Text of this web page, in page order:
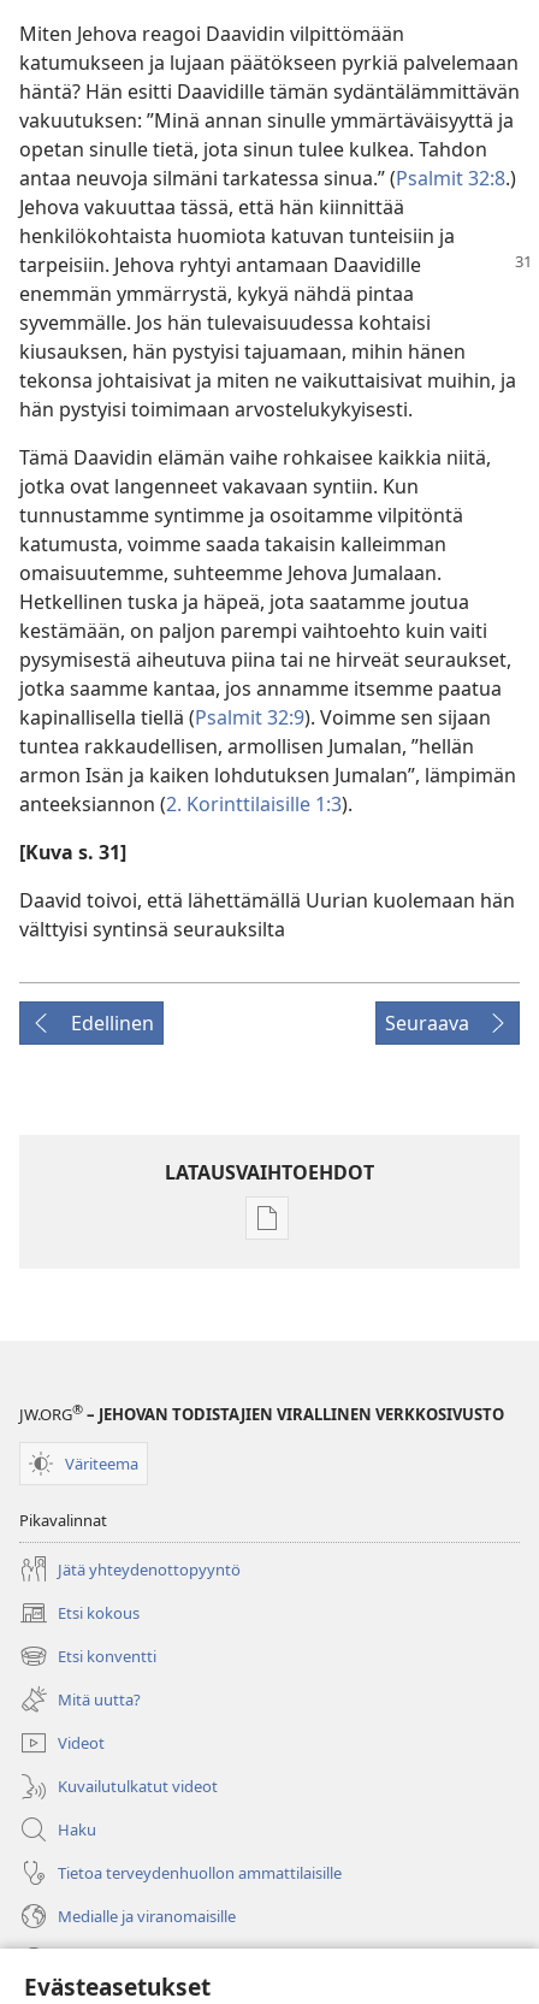
Evästeasetukset
Miten Jehova reagoi Daavidin vilpittömään
katumukseen ja lujaan päätökseen pyrkiä palvelemaan
häntä? Hän esitti Daavidille tämän sydäntälämmittävän
vakuutuksen: ”Minä annan sinulle ymmärtäväisyyttä ja
opetan sinulle tietä, jota sinun tulee kulkea. Tahdon
antaa neuvoja silmäni tarkatessa sinua.” (Psalmit 32:8.)
Jehova vakuuttaa tässä, että hän kiinnittää
henkilökohtaista huomiota katuvan tunteisiin ja
tarpeisiin. Jehova ryhtyi antamaan Daavidille
enemmän ymmärrystä, kykyä nähdä pintaa
syvemmälle. Jos hän tulevaisuudessa kohtaisi
kiusauksen, hän pystyisi tajuamaan, mihin hänen
tekonsa johtaisivat ja miten ne vaikuttaisivat muihin, ja
hän pystyisi toimimaan arvostelukykyisesti.
Tämä Daavidin elämän vaihe rohkaisee kaikkia niitä,
jotka ovat langenneet vakavaan syntiin. Kun
tunnustamme syntimme ja osoitamme vilpitöntä
katumusta, voimme saada takaisin kalleimman
omaisuutemme, suhteemme Jehova Jumalaan.
Hetkellinen tuska ja häpeä, jota saatamme joutua
kestämään, on paljon parempi vaihtoehto kuin vaiti
pysymisestä aiheutuva piina tai ne hirveät seuraukset,
jotka saamme kantaa, jos annamme itsemme paatua
kapinallisella tiellä (Psalmit 32:9). Voimme sen sijaan
tuntea rakkaudellisen, armollisen Jumalan, ”hellän
armon Isän ja kaiken lohdutuksen Jumalan”, lämpimän
anteeksiannon (2. Korinttilaisille 1:3).
[Kuva s. 31]
Daavid toivoi, että lähettämällä Uurian kuolemaan hän
välttyisi syntinsä seurauksilta
Edellinen Seuraava
LATAUSVAIHTOEHDOT
Julkaisujen
2001
JW.ORG® – JEHOVAN TODISTAJIEN VIRALLINEN VERKKOSIVUSTO
Väriteema
Pikavalinnat
Jätä yhteydenottopyyntö
Etsi kokous
(avaa
uuden
ikkunan)
Etsi konventti
(avaa
uuden
ikkunan)
Mitä uutta?
Videot
Kuvailutulkatut videot
Haku
Tietoa terveydenhuollon ammattilaisille
Medialle ja viranomaisille